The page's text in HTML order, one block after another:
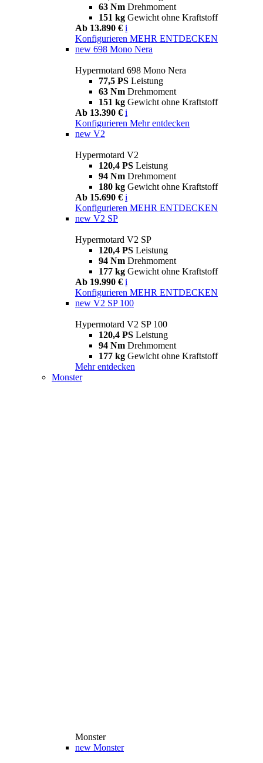
63 Nm Drehmoment
151 kg Gewicht ohne Kraftstoff
Ab 13.890 € i
Konfigurieren MEHR ENTDECKEN
new 698 Mono Nera
Hypermotard 698 Mono Nera
77,5 PS Leistung
63 Nm Drehmoment
151 kg Gewicht ohne Kraftstoff
Ab 13.390 € i
Konfigurieren Mehr entdecken
new V2
Hypermotard V2
120,4 PS Leistung
94 Nm Drehmoment
180 kg Gewicht ohne Kraftstoff
Ab 15.690 € i
Konfigurieren MEHR ENTDECKEN
new V2 SP
Hypermotard V2 SP
120,4 PS Leistung
94 Nm Drehmoment
177 kg Gewicht ohne Kraftstoff
Ab 19.990 € i
Konfigurieren MEHR ENTDECKEN
new V2 SP 100
Hypermotard V2 SP 100
120,4 PS Leistung
94 Nm Drehmoment
177 kg Gewicht ohne Kraftstoff
Mehr entdecken
Monster
Monster
new Monster